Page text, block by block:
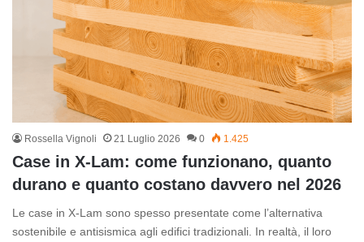
Rossella Vignoli 21 Luglio 2026 0 1.425
Case in X-Lam: come funzionano, quanto
durano e quanto costano davvero nel 2026
Le case in X-Lam sono spesso presentate come l’alternativa
sostenibile e antisismica agli edifici tradizionali. In realtà, il loro